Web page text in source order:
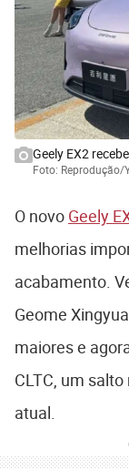
Geely EX2
Foto: Reprodução/
O novo Geely
melhorias
acabamento.
Geome
maiores e
CLTC, um
atual.